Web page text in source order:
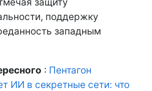
поддержку
западным
: Пентагон
ИИ в секретные сети: что